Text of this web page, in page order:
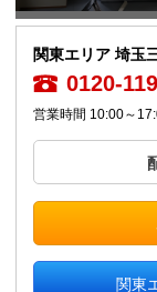
関東エリア 埼玉
0120-
営業時間 10:00～
関東